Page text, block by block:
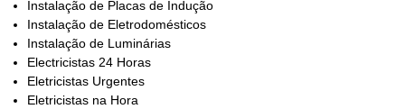
Instalação de Placas de Indução
Instalação de Eletrodomésticos
Instalação de Luminárias
Electricistas 24 Horas
Eletricistas Urgentes
Eletricistas na Hora